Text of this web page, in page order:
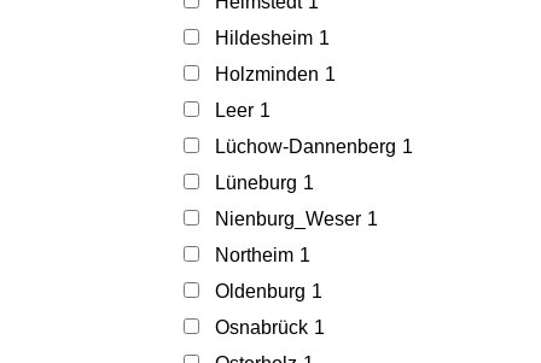
Hildesheim 1
Holzminden 1
Leer 1
Lüchow-Dannenberg 1
Lüneburg 1
Nienburg_Weser 1
Northeim 1
Oldenburg 1
Osnabrück 1